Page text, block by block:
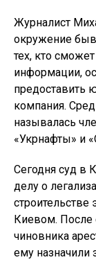
Журналист
окружение
тех, кто
информации,
предоставить
компания.
называлась
«Укрнафты» и
Сегодня суд в
делу о
строительстве
Киевом.
чиновника
ему назначили